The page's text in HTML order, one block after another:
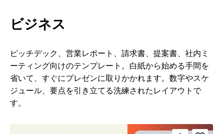
ビジネス
ピッチデック、営業レポート、請求書、提案書、社内ミ
ーティング向けのテンプレート。白紙から始める手間を
省いて、すぐにプレゼンに取りかかれます。数字やスケ
ジュール、要点を引き立てる洗練されたレイアウトで
す。